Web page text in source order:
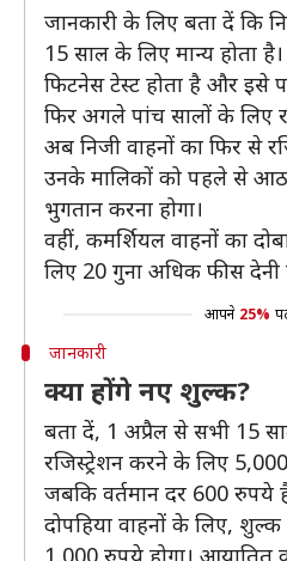
जानकारी के लिए बता दें कि
15 साल के लिए मान्य होता
फिटनेस टेस्ट होता है और इसे
फिर अगले पांच सालों के लिए
अब निजी वाहनों का फिर से
उनके मालिकों को पहले से
भुगतान करना होगा।
वहीं, कमर्शियल वाहनों का
लिए 20 गुना अधिक फीस देनी
आपने 25%
जानकारी
क्या होंगे नए शुल्क?
बता दें, 1 अप्रैल से सभी 15
रजिस्ट्रेशन करने के लिए
जबकि वर्तमान दर 600 रुपये
दोपहिया वाहनों के लिए,
1,000 रुपये होगा। आयातित